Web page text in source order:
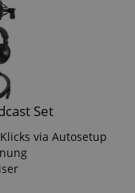
Set
via Autosetup